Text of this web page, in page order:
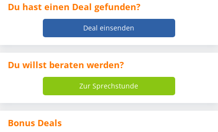
Du hast einen Deal gefunden?
Deal einsenden
Du willst beraten werden?
Zur Sprechstunde
Bonus Deals